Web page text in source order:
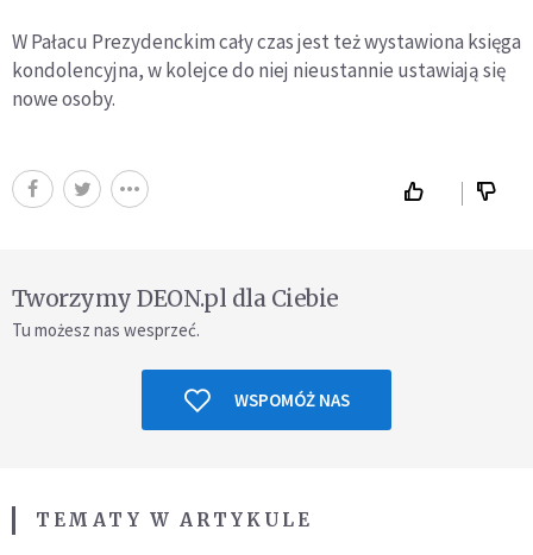
W Pałacu Prezydenckim cały czas jest też wystawiona księga
kondolencyjna, w kolejce do niej nieustannie ustawiają się
nowe osoby.
Tworzymy DEON.pl dla Ciebie
Tu możesz nas wesprzeć.
WSPOMÓŻ NAS
TEMATY W ARTYKULE